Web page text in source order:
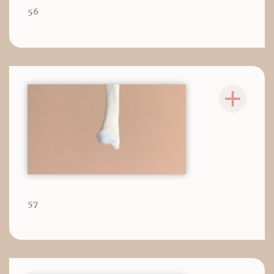
56
57